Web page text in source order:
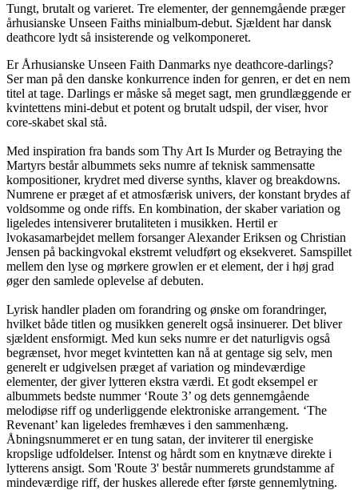
Tungt, brutalt og varieret. Tre elementer, der gennemgående præger
århusianske Unseen Faiths minialbum-debut. Sjældent har dansk
deathcore lydt så insisterende og velkomponeret.
Er Århusianske Unseen Faith Danmarks nye deathcore-darlings?
Ser man på den danske konkurrence inden for genren, er det en nem
titel at tage. Darlings er måske så meget sagt, men grundlæggende er
kvintettens mini-debut et potent og brutalt udspil, der viser, hvor
core-skabet skal stå.
Med inspiration fra bands som Thy Art Is Murder og Betraying the
Martyrs består albummets seks numre af teknisk sammensatte
kompositioner, krydret med diverse synths, klaver og breakdowns.
Numrene er præget af et atmosfærisk univers, der konstant brydes af
voldsomme og onde riffs. En kombination, der skaber variation og
ligeledes intensiverer brutaliteten i musikken. Hertil er
lvokasamarbejdet mellem forsanger Alexander Eriksen og Christian
Jensen på backingvokal ekstremt veludført og eksekveret. Samspillet
mellem den lyse og mørkere growlen er et element, der i høj grad
øger den samlede oplevelse af debuten.
Lyrisk handler pladen om forandring og ønske om forandringer,
hvilket både titlen og musikken generelt også insinuerer. Det bliver
sjældent ensformigt. Med kun seks numre er det naturligvis også
begrænset, hvor meget kvintetten kan nå at gentage sig selv, men
generelt er udgivelsen præget af variation og mindeværdige
elementer, der giver lytteren ekstra værdi. Et godt eksempel er
albummets bedste nummer ‘Route 3’ og dets gennemgående
melodiøse riff og underliggende elektroniske arrangement. ‘The
Revenant’ kan ligeledes fremhæves i den sammenhæng.
Åbningsnummeret er en tung satan, der inviterer til energiske
kropslige udfoldelser. Intenst og hårdt som en knytnæve direkte i
lytterens ansigt. Som 'Route 3' består nummerets grundstamme af
mindeværdige riff, der huskes allerede efter første gennemlytning.